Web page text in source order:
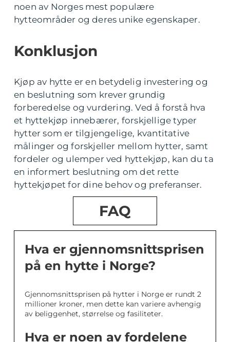
noen av Norges mest populære
hytteområder og deres unike egenskaper.
Konklusjon
Kjøp av hytte er en betydelig investering og
en beslutning som krever grundig
forberedelse og vurdering. Ved å forstå hva
et hyttekjøp innebærer, forskjellige typer
hytter som er tilgjengelige, kvantitative
målinger og forskjeller mellom hytter, samt
fordeler og ulemper ved hyttekjøp, kan du ta
en informert beslutning om det rette
hyttekjøpet for dine behov og preferanser.
FAQ
Hva er gjennomsnittsprisen
på en hytte i Norge?
Gjennomsnittsprisen på hytter i Norge er rundt 2
millioner kroner, men dette kan variere avhengig
av beliggenhet, størrelse og fasiliteter.
Hva er noen av fordelene